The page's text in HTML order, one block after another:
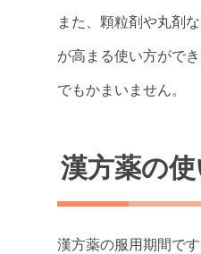
また、顆粒剤や丸剤
が高まる使い方がで
でもかまいません。
漢方薬の
漢方薬の服用期間で